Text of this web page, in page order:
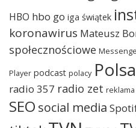
HBO hbo go iga świątek
koronawirus Mateusz
społecznościowe
Player podcast polacy
radio 357 radio zet reklama
SEO social media